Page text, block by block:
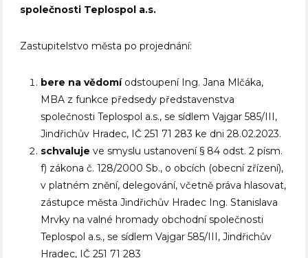
společnosti Teplospol a.s.
Zastupitelstvo města po projednání:
bere na vědomí odstoupení Ing. Jana Mlčáka,
MBA z funkce předsedy představenstva
společnosti Teplospol a.s., se sídlem Vajgar 585/III,
Jindřichův Hradec, IČ 251 71 283 ke dni 28.02.2023.
schvalujeve smyslu ustanovení § 84 odst. 2 písm.
f) zákona č. 128/2000 Sb., o obcích (obecní zřízení),
v platném znění, delegování, včetně práva hlasovat,
zástupce města Jindřichův Hradec Ing. Stanislava
Mrvky na valné hromady obchodní společnosti
Teplospol a.s., se sídlem Vajgar 585/III, Jindřichův
Hradec, IČ 251 71 283